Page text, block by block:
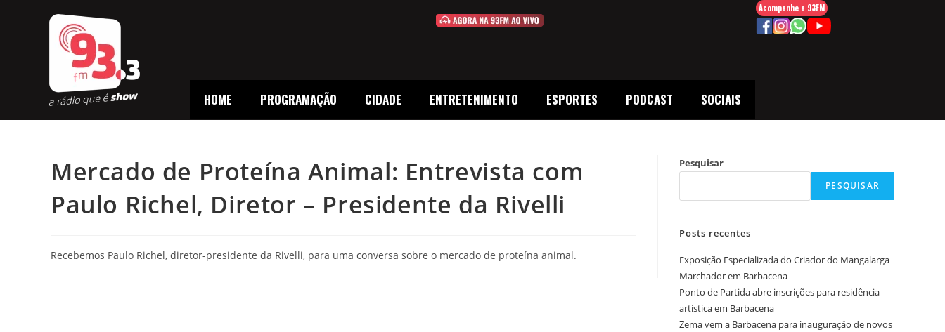
HOME PROGRAMAÇÃO CIDADE ENTRETENIMENTO ESPORTES PODCAST SOCIAIS
Acompanhe a 93FM
Mercado de Proteína Animal: Entrevista com
Paulo Richel, Diretor – Presidente da Rivelli
Recebemos Paulo Richel, diretor-presidente da Rivelli, para uma conversa sobre o mercado de proteína animal.
Pesquisar
PESQUISAR
Posts recentes
Exposição Especializada do Criador do Mangalarga
Marchador em Barbacena
Ponto de Partida abre inscrições para residência
artística em Barbacena
Zema vem a Barbacena para inauguração de novos